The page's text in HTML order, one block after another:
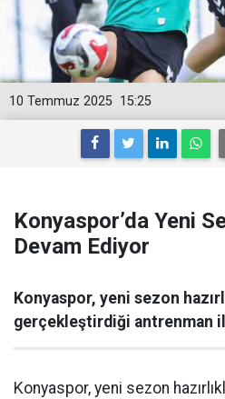
15:25
10 Temmuz 2025
Konyaspor’da Yeni
Devam Ediyor
Konyaspor, yeni sezon
gerçekleştirdiği antrenman
Konyaspor, yeni sezon